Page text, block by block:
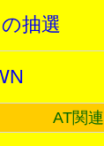
抽選
AT関連